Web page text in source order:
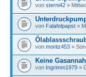
von sterni42 »
von Falafelpapst »
von moritz453 »
Keine
von Ingrimm1979 »